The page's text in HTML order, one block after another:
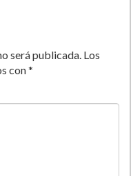
será publicada. Los
con*